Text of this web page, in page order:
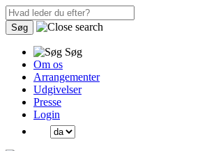
Søg
Søg
Om os
Arrangementer
Udgivelser
Presse
Login